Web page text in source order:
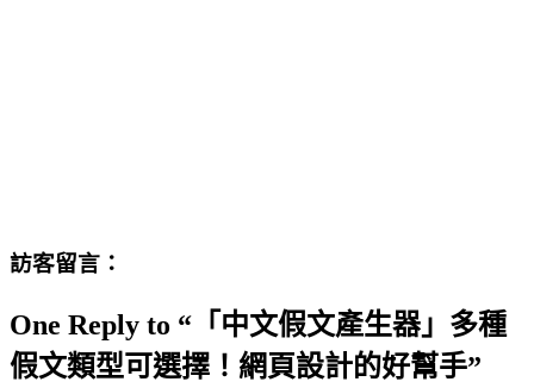
訪客留言：
One Reply to “「中文假文產生器」多種
假文類型可選擇！網頁設計的好幫手”